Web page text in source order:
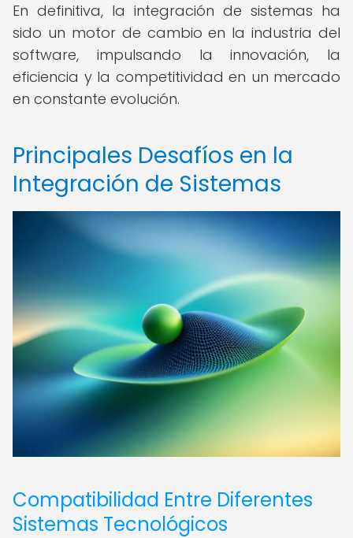
En definitiva, la integración de sistemas ha
sido un motor de cambio en la industria del
software, impulsando la innovación, la
eficiencia y la competitividad en un mercado
en constante evolución.
Principales Desafíos en la
Integración de Sistemas
Compatibilidad Entre Diferentes
Sistemas Tecnológicos